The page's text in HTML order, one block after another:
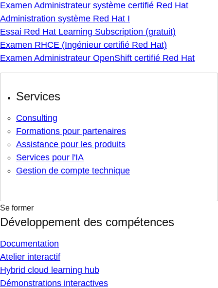
Examen Administrateur système certifié Red Hat
Administration système Red Hat I
Essai Red Hat Learning Subscription (gratuit)
Examen RHCE (Ingénieur certifié Red Hat)
Examen Administrateur OpenShift certifié Red Hat
Services
Consulting
Formations pour partenaires
Assistance pour les produits
Services pour l'IA
Gestion de compte technique
Se former
Développement des compétences
Documentation
Atelier interactif
Hybrid cloud learning hub
Démonstrations interactives